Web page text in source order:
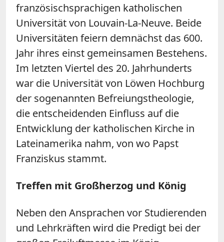
französischsprachigen katholischen
Universität von Louvain-La-Neuve. Beide
Universitäten feiern demnächst das 600.
Jahr ihres einst gemeinsamen Bestehens.
Im letzten Viertel des 20. Jahrhunderts
war die Universität von Löwen Hochburg
der sogenannten Befreiungstheologie,
die entscheidenden Einfluss auf die
Entwicklung der katholischen Kirche in
Lateinamerika nahm, von wo Papst
Franziskus stammt.
Treffen mit Großherzog und König
Neben den Ansprachen vor Studierenden
und Lehrkräften wird die Predigt bei der